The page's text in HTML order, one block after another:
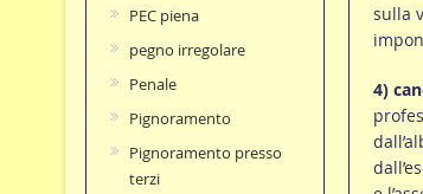
sulla
4)
PEC piena
pegno irregolare
Penale
Pignoramento
Pignoramento presso
terzi